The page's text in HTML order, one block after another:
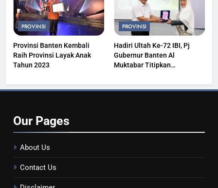
PROVINSI
Provinsi Banten Kembali
Raih Provinsi Layak Anak
Tahun 2023
PROVINSI
Hadiri Ultah Ke-72 IBI, Pj
Gubernur Banten Al
Muktabar Titipkan
Our Pages
About Us
Contact Us